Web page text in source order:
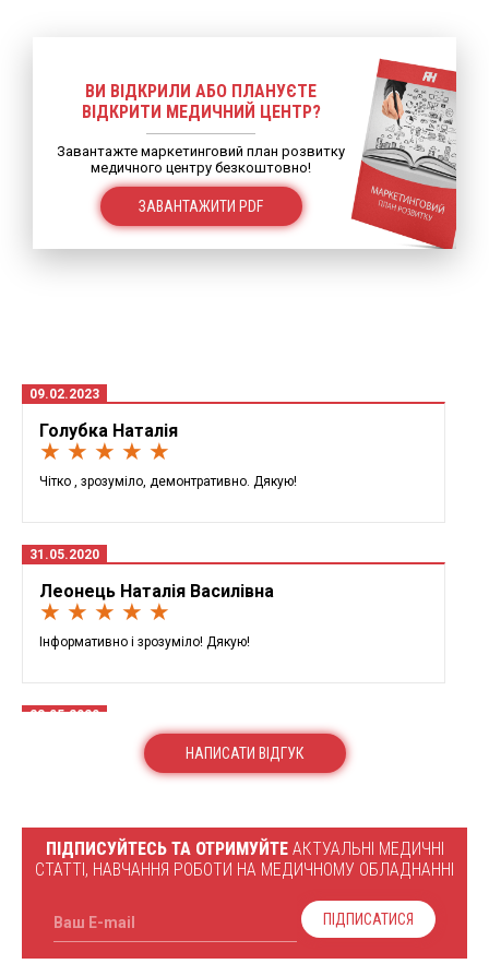
ВИ ВІДКРИЛИ АБО ПЛАНУЄТЕ
ВІДКРИТИ МЕДИЧНИЙ ЦЕНТР?
Завантажте маркетинговий план розвитку
медичного центру безкоштовно!
ЗАВАНТАЖИТИ PDF
09.02.2023
Голубка Наталія
★ ★ ★ ★ ★
Чітко , зрозуміло, демонтративно. Дякую!
31.05.2020
Леонець Наталія Василівна
★ ★ ★ ★ ★
Інформативно і зрозуміло! Дякую!
28.05.2020
Антоненко Наталія Миколаївна
★ ★ ★ ★ ★
НАПИСАТИ ВІДГУК
ПІДПИСУЙТЕСЬ ТА ОТРИМУЙТЕАКТУАЛЬНІ МЕДИЧНІ
СТАТТІ, НАВЧАННЯ РОБОТИ НА МЕДИЧНОМУ ОБЛАДНАННІ
Ваш E-mail ПІДПИСАТИСЯ